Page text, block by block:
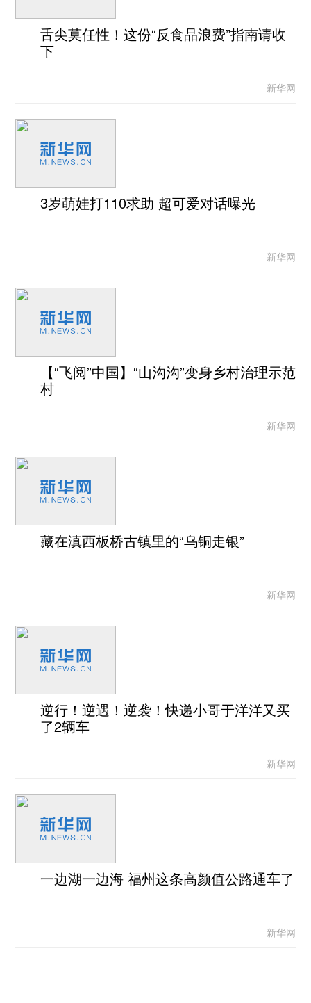
舌尖莫任性！这份“反食品浪费”指南请收
下
新华网
3岁萌娃打110求助 超可爱对话曝光
新华网
【“飞阅”中国】“山沟沟”变身乡村治理示范
村
新华网
藏在滇西板桥古镇里的“乌铜走银”
新华网
逆行！逆遇！逆袭！快递小哥于洋洋又买
了2辆车
新华网
一边湖一边海 福州这条高颜值公路通车了
新华网